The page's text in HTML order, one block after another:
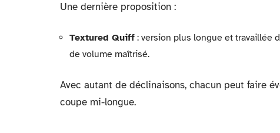
Une dernière proposition :
Textured Quiff : version plus longue et travaillée
de volume maîtrisé.
Avec autant de déclinaisons, chacun peut faire
coupe mi-longue.